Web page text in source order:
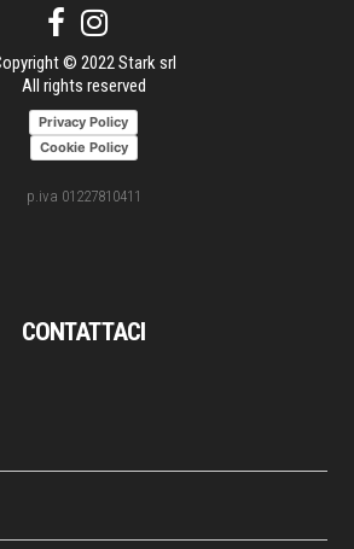
CONTATTACI
© 2022 Stark srl
All rights reserved
Privacy Policy
Cookie Policy
p.iva 01227810411